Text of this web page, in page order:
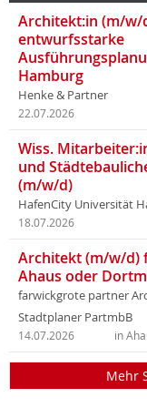
Architekt:in (m/w/
entwurfsstarke
Hamburg
Henke & Partner
22.07.2026
Wiss.
und
(m/w/d)
HafenCity Universität
18.07.2026
Architekt (m/w/d)
Ahaus oder
farwickgrote partner
Stadtplaner PartmbB
in
14.07.2026
Mehr